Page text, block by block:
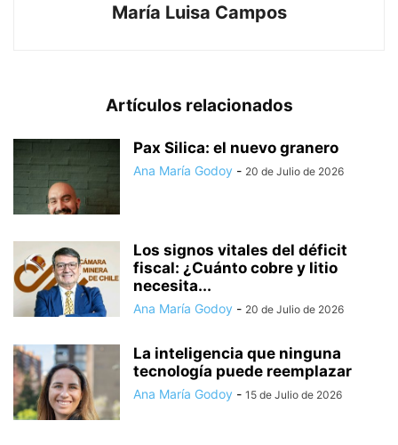
María Luisa Campos
Artículos relacionados
Pax Silica: el nuevo granero
Ana María Godoy - 20 de Julio de 2026
Los signos vitales del déficit
fiscal: ¿Cuánto cobre y litio
necesita...
Ana María Godoy - 20 de Julio de 2026
La inteligencia que ninguna
tecnología puede reemplazar
Ana María Godoy - 15 de Julio de 2026